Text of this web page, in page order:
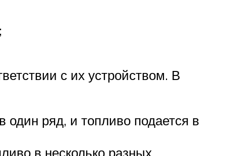
с их устройством. В
один ряд, и топливо подается в
в несколько разных